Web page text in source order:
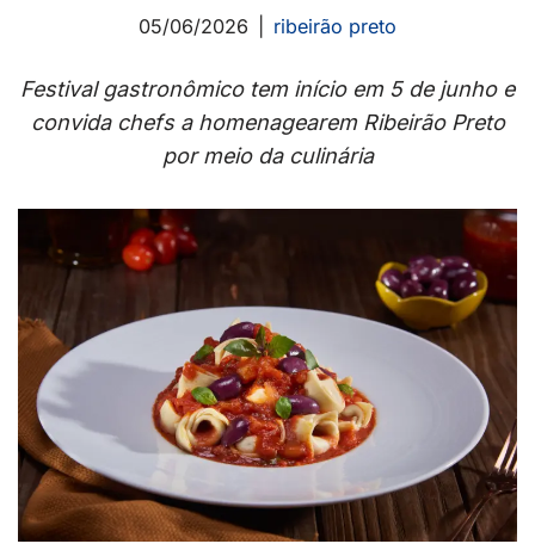
05/06/2026 ribeirão preto
Festival gastronômico tem início em 5 de junho e
convida chefs a homenagearem Ribeirão Preto
por meio da culinária